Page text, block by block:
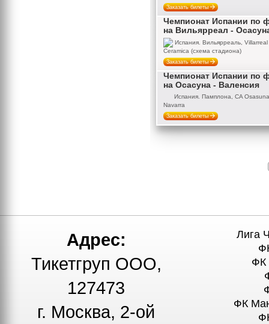
Заказать билеты
Чемпионат Испании по
на Вильярреал -
Испания. Вильярреаль,
Ceramica (схема стадиона)
Заказать билеты
Чемпионат Испании по
на Осасуна - Валенсия
Испания. Памплона, CA
Navarra
Заказать билеты
Адрес:
Тикетгруп ООО,
127473
г. Москва, 2-ой
Лига
ФК
ФК